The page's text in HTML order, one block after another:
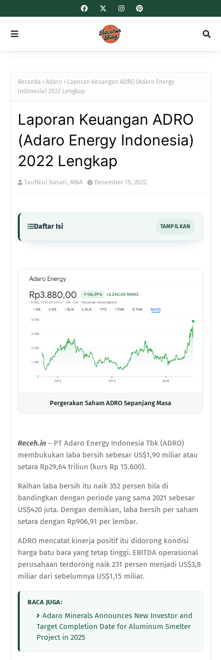
Beranda Adaro
Laporan Keuangan ADRO (Adaro Energy
Indonesia) 2022 Lengkap
Laporan Keuangan ADRO
(Adaro Energy Indonesia)
2022 Lengkap
Taufikul Basari, MBA Desember 15, 2022
Daftar Isi TAMPILKAN
Pergerakan Saham ADRO Sepanjang Masa
Receh.in – PT Adaro Energy Indonesia Tbk (ADRO)
membukukan laba bersih sebesar US$1,90 miliar atau
setara Rp29,64 triliun (kurs Rp 15.600).
Raihan laba bersih itu naik 352 persen bila di
bandingkan dengan periode yang sama 2021 sebesar
US$420 juta. Dengan demikian, laba bersih per saham
setara dengan Rp906,91 per lembar.
ADRO mencatat kinerja positif itu didorong kondisi
harga batu bara yang tetap tinggi. EBITDA operasional
perusahaan terdorong naik 231 persen menjadi US$3,8
miliar dari sebelumnya US$1,15 miliar.
BACA JUGA:
Adaro Minerals Announces New Investor and
Target Completion Date for Aluminum Smelter
Project in 2025